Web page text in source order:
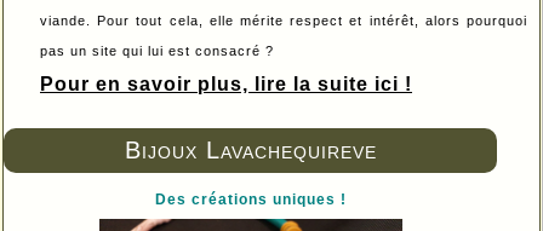
Bijoux Lavachequireve
Des créations uniques !
viande. Pour tout cela, elle mérite respect et intérêt, alors pourquoi
pas un site qui lui est consacré ?
Pour en savoir plus, lire la suite ici !